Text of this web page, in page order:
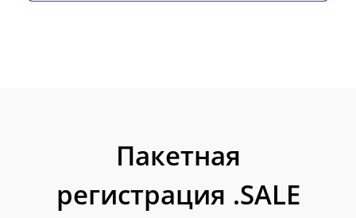
Пакетная
регистрация .SALE